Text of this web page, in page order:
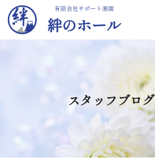
有限会社サポート湘南
絆のホール
スタッフブログ